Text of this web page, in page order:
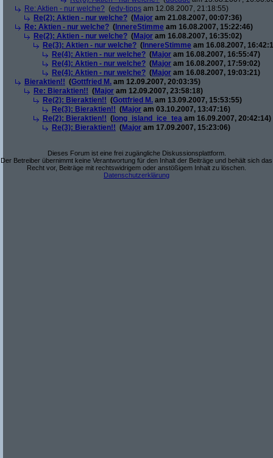
Re: Aktien - nur welche? (edv-tipps am 12.08.2007, 21:18:55)
Re(2): Aktien - nur welche? (Major am 21.08.2007, 00:07:36)
Re: Aktien - nur welche? ( InnereStimme am 16.08.2007, 15:22:46)
Re(2): Aktien - nur welche? (Major am 16.08.2007, 16:35:02)
Re(3): Aktien - nur welche? ( InnereStimme am 16.08.2007,
Re(4): Aktien - nur welche? (Major am 16.08.2007, 16:55:47)
Re(4): Aktien - nur welche? (Major am 16.08.2007, 17:59:02)
Re(4): Aktien - nur welche? (Major am 16.08.2007, 19:03:21)
Bieraktien!! (Gottfried M. am 12.09.2007, 20:03:35)
Re: Bieraktien!! (Major am 12.09.2007, 23:58:18)
Re(2): Bieraktien!! (Gottfried M. am 13.09.2007, 15:53:55)
Re(3): Bieraktien!! (Major am 03.10.2007, 13:47:16)
Re(2): Bieraktien!! ( long_island_ice_tea am 16.09.2007, 20:42:14)
Re(3): Bieraktien!! (Major am 17.09.2007, 15:23:06)
Dieses Forum ist eine frei zugängliche Diskussionsplattform.
Der Betreiber übernimmt keine Verantwortung für den Inhalt der Beiträge und behält sich das
Recht vor, Beiträge mit rechtswidrigem oder anstößigem Inhalt zu löschen.
Datenschutzerklärung